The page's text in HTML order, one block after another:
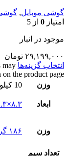
گوشی موبایل,
امتیاز 0 از 5
موجود در انبار
۲۹,۱۹۹,۰۰۰ تومان
انتخاب گزینه‌ها may
on the product page
وزن
10 کیلوگرم
ابعاد ۸.۳×۷۴.۳×۱۶۰.۵ میلی‌متر
وزن ۱۸۶ گرم
تعداد سيم